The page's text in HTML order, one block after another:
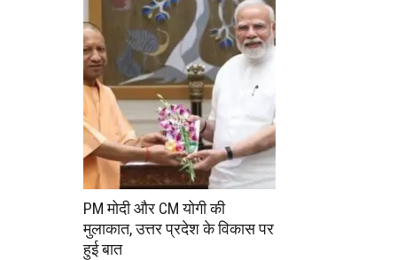
PM मोदी और CM योगी की
मुलाकात, उत्तर प्रदेश के विकास पर
हुई बात